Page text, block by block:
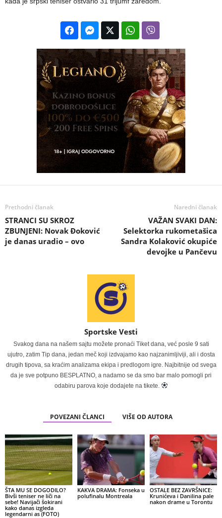
Prethodni članak
STRANCI SU SKROZ
ZBUNJENI: Novak Đoković
je danas uradio – ovo
Naredni članak
VAŽAN SVAKI DAN:
Selektorka rukometašica
Sandra Kolaković okupiće
devojke u Pančevu
Sportske Vesti
Svakog dana na našem sajtu možete pronaći Tiket dana, već posle 9 sati
ujutro, zatim Tip dana, jedan meč koji izdvajamo kao najzanimljiviji, ali i dosta
drugih tipova, sa kraćim analizama ekipa i predlogom igre. Najbitnije od svega
da je sve potpuno BESPLATNO, a nadamo se da smo bar malo pomogli pri
odabiru parova koje dodajete na tikete.
POVEZANI ČLANCI VIŠE OD AUTORA
ŠTA MU SE DOGODILO?
Bivši teniser ne liči na
sebe! Navijači šokirani
kako danas izgleda
legendarni as (FOTO)
KAKVA DRAMA: Fonseka u
polufinalu Montreala
OSTALE BEZ ZAVRŠNICE:
Krunićeva i Danilina pale
nakon drame u Torontu